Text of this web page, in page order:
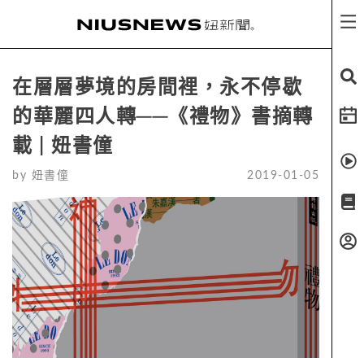
在層層夢境的房間裡，永不停歇
的華麗四人轉──《禮物》書摘轉
載 | 妞書僮
by 妞書僮 2019-01-05